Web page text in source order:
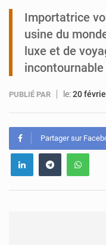
Importatrice
usine du
luxe et de
PUBLIÉ PAR le:20
Partager sur